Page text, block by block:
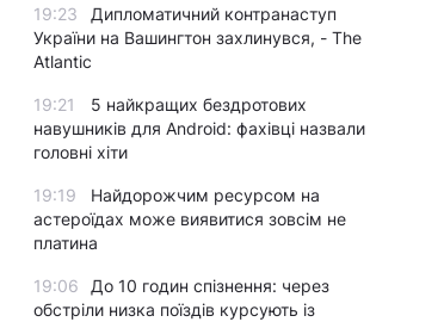
19:23
Дипломатичний контранаступ
України на Вашингтон захлинувся, - The
Atlantic
19:21
5 найкращих бездротових
навушників для Android: фахівці назвали
головні хіти
19:19
Найдорожчим ресурсом на
астероїдах може виявитися зовсім не
платина
19:06
До 10 годин спізнення: через
обстріли низка поїздів курсують із